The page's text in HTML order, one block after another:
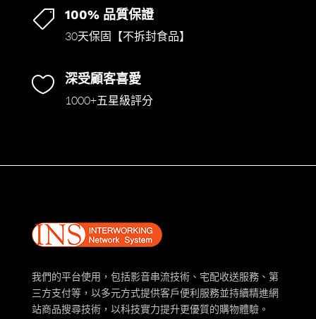
 100% 品質保證
30天保固【不拆封食品】
 深受顧客喜愛
1000+五星級評分
我們的平台使用，包括影音串流技術、宅配收送服務、第
三方支付等，以多元方式提供客戶便利服務並持續精進網
站商品搜尋技術，以科技實力提升更優質的購物體驗。